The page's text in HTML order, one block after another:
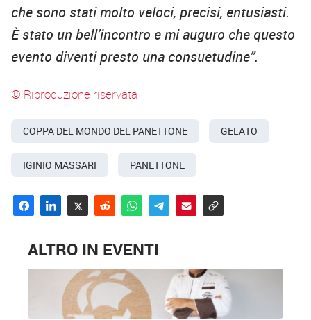
che sono stati molto veloci, precisi, entusiasti.
È stato un bell’incontro e mi auguro che questo
evento diventi presto una consuetudine”.
© Riproduzione riservata
COPPA DEL MONDO DEL PANETTONE GELATO
IGINIO MASSARI PANETTONE
ALTRO IN EVENTI